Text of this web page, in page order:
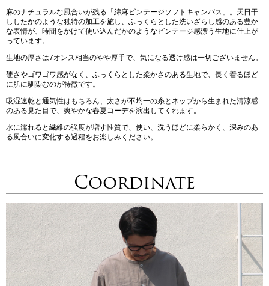
麻のナチュラルな風合いが残る「綿麻ビンテージソフトキャンバス」。天日干
ししたかのような独特の加工を施し、ふっくらとした洗いざらし感のある豊か
な表情が、時間をかけて使い込んだかのようなビンテージ感漂う生地に仕上が
っています。
生地の厚さは7オンス相当のやや厚手で、気になる透け感は一切ございません。
硬さやゴワゴワ感がなく、ふっくらとした柔かさのある生地で、長く着るほど
に肌に馴染むのが特徴です。
吸湿速乾と通気性はもちろん、太さが不均一の糸とネップから生まれた清涼感
のある見た目で、爽やかな春夏コーデを演出してくれます。
水に濡れると繊維の強度が増す性質で、使い、洗うほどに柔らかく、深みのあ
る風合いに変化する過程をお楽しみください。
Coordinate